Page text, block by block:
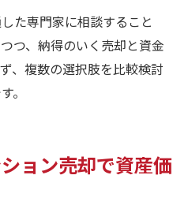
た専門家に相談すること
つ、納得のいく売却と資金
、複数の選択肢を比較検討
。
ョン売却で資産価